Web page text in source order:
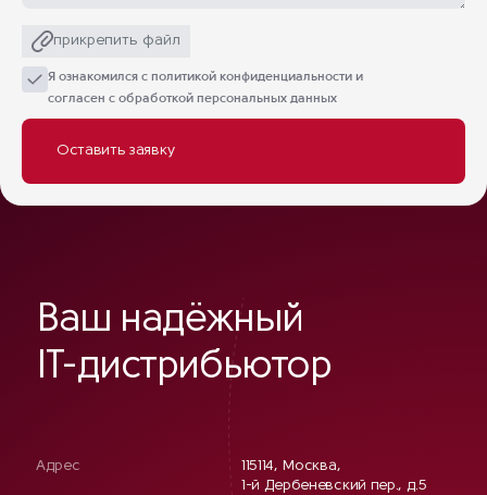
прикрепить файл
Я ознакомился с политикой конфиденциальности и
согласен с обработкой персональных данных
Ваш надёжный
IT-дистрибьютор
Адрес
115114, Москва,
1-й Дербеневский пер., д.5